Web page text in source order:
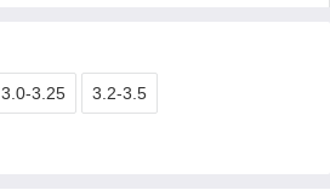
3.0-3.25 3.2-3.5